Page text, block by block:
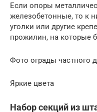
Если опоры
железобетонные, то к
уголки или другие
прожилин, на которые
Фото ограды частного
Яркие цвета
Набор секций из